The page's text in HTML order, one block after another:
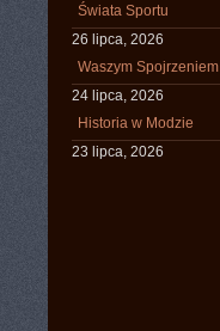
Świata Sportu
26 lipca, 2026
Waszym Spojrzeniem
24 lipca, 2026
Historia w Modzie
23 lipca, 2026